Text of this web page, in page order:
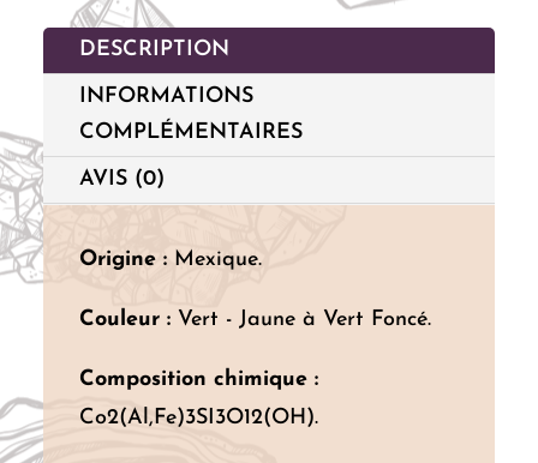
DESCRIPTION
INFORMATIONS
COMPLÉMENTAIRES
AVIS (0)
Origine :Mexique.
Couleur :Vert - Jaune à Vert Foncé.
Composition chimique :
Co2(Al,Fe)3SI3O12(OH).